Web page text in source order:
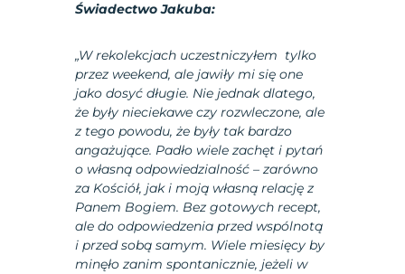
Świadectwo Jakuba:
„W rekolekcjach uczestniczyłem tylko
przez weekend, ale jawiły mi się one
jako dosyć długie. Nie jednak dlatego,
że były nieciekawe czy rozwleczone, ale
z tego powodu, że były tak bardzo
angażujące. Padło wiele zachęt i pytań
o własną odpowiedzialność – zarówno
za Kościół, jak i moją własną relację z
Panem Bogiem. Bez gotowych recept,
ale do odpowiedzenia przed wspólnotą
i przed sobą samym. Wiele miesięcy by
minęło zanim spontanicznie, jeżeli w